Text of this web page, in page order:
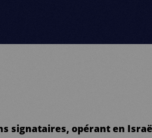
signataires, opérant en